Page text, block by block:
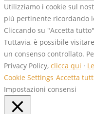
Utilizziamo i cookie sul
più pertinente ricordando
Cliccando su "Accetta
Tuttavia, è possibile
un consenso controllato.
Privacy Policy, clicca qui ·
Cookie Settings Accetta
Impostazioni consensi